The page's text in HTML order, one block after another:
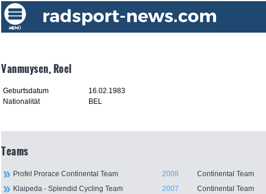
Vanmuysen, Roel
Geburtsdatum
16.02.1983
Nationalität
BEL
Teams
Profel Prorace Continental Team 2008
Continental Team
Klaipeda - Splendid Cycling Team
2007 Continental Team